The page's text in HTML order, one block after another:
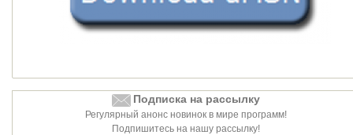
Подписка на рассылку
Регулярный анонс новинок в мире программ!
Подпишитесь на нашу рассылку!